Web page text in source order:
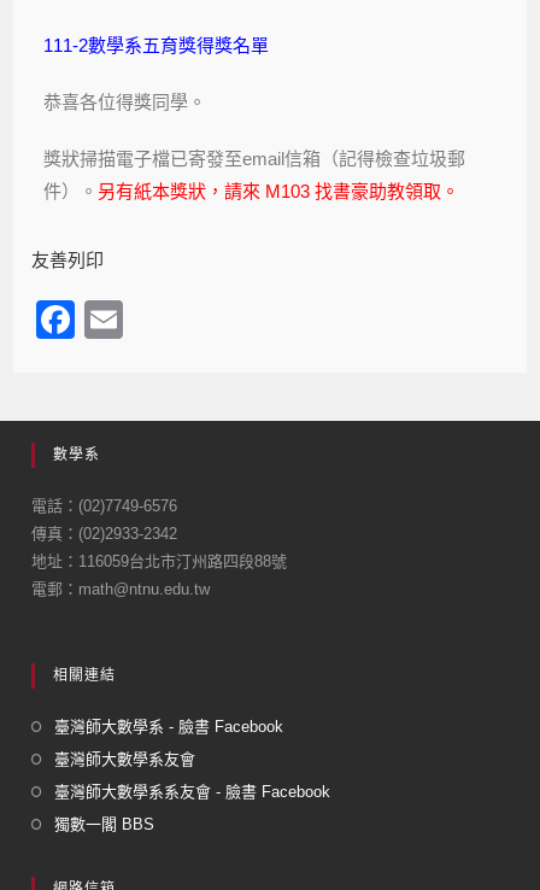
111-2數學系五育獎得獎名單
恭喜各位得獎同學。
獎狀掃描電子檔已寄發至email信箱（記得檢查垃圾郵
件）。 另有紙本獎狀，請來 M103 找書豪助教領取。
友善列印
F
e
b
o
o
k
數學系
電話：(02)7749-6576
傳真：(02)2933-2342
地址：116059台北市汀州路四段88號
電郵：math@ntnu.edu.tw
相關連結
臺灣師大數學系 - 臉書 Facebook
臺灣師大數學系友會
臺灣師大數學系系友會 - 臉書 Facebook
獨數一閣 BBS